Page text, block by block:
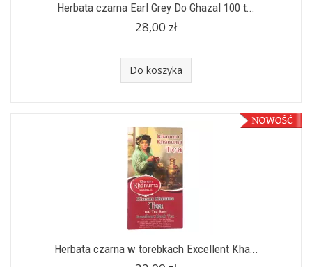
Herbata czarna Earl Grey Do Ghazal 100 t...
28,00 zł
Do koszyka
Herbata czarna w torebkach Excellent Kha...